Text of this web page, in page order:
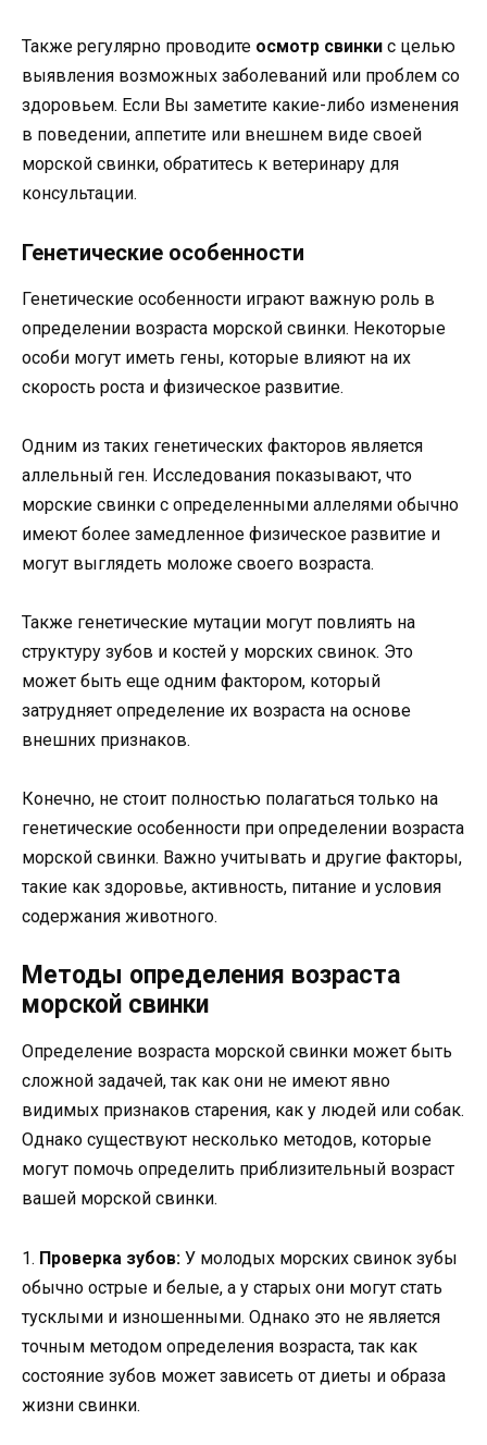
Также регулярно проводите осмотр свинки с целью
выявления возможных заболеваний или проблем со
здоровьем. Если Вы заметите какие-либо изменения
в поведении, аппетите или внешнем виде своей
морской свинки, обратитесь к ветеринару для
консультации.
Генетические особенности
Генетические особенности играют важную роль в
определении возраста морской свинки. Некоторые
особи могут иметь гены, которые влияют на их
скорость роста и физическое развитие.
Одним из таких генетических факторов является
аллельный ген. Исследования показывают, что
морские свинки с определенными аллелями обычно
имеют более замедленное физическое развитие и
могут выглядеть моложе своего возраста.
Также генетические мутации могут повлиять на
структуру зубов и костей у морских свинок. Это
может быть еще одним фактором, который
затрудняет определение их возраста на основе
внешних признаков.
Конечно, не стоит полностью полагаться только на
генетические особенности при определении возраста
морской свинки. Важно учитывать и другие факторы,
такие как здоровье, активность, питание и условия
содержания животного.
Методы определения возраста
морской свинки
Определение возраста морской свинки может быть
сложной задачей, так как они не имеют явно
видимых признаков старения, как у людей или собак.
Однако существуют несколько методов, которые
могут помочь определить приблизительный возраст
вашей морской свинки.
1. Проверка зубов: У молодых морских свинок зубы
обычно острые и белые, а у старых они могут стать
тусклыми и изношенными. Однако это не является
точным методом определения возраста, так как
состояние зубов может зависеть от диеты и образа
жизни свинки.